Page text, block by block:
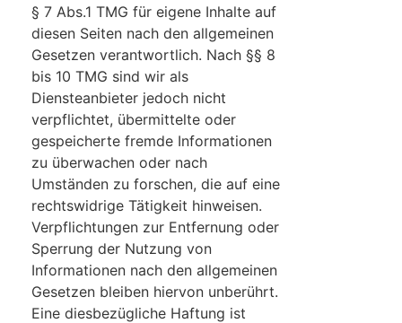
§ 7 Abs.1 TMG für eigene Inhalte auf
diesen Seiten nach den allgemeinen
Gesetzen verantwortlich. Nach §§ 8
bis 10 TMG sind wir als
Diensteanbieter jedoch nicht
verpflichtet, übermittelte oder
gespeicherte fremde Informationen
zu überwachen oder nach
Umständen zu forschen, die auf eine
rechtswidrige Tätigkeit hinweisen.
Verpflichtungen zur Entfernung oder
Sperrung der Nutzung von
Informationen nach den allgemeinen
Gesetzen bleiben hiervon unberührt.
Eine diesbezügliche Haftung ist